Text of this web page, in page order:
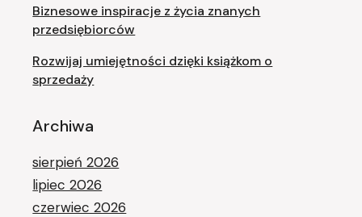
Biznesowe inspiracje z życia znanych
przedsiębiorców
Rozwijaj umiejętności dzięki książkom o
sprzedaży
Archiwa
sierpień 2026
lipiec 2026
czerwiec 2026